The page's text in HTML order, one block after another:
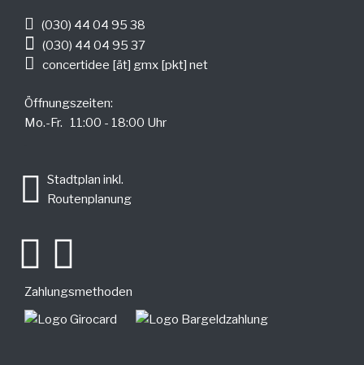
(030) 44 04 95 38
(030) 44 04 95 37
concertidee [ät] gmx [pkt] net
Öffnungszeiten:
Mo.-Fr. 11:00 - 18:00 Uhr
Stadtplan inkl.
Routenplanung
Zahlungsmethoden